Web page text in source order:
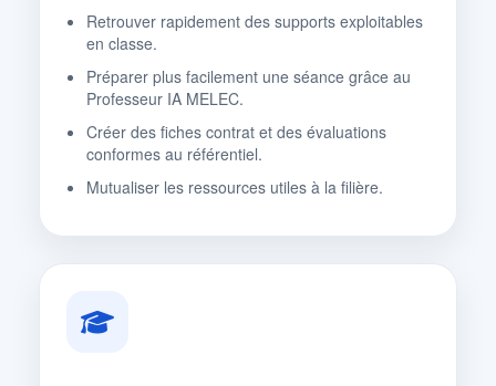
Retrouver rapidement des supports exploitables
en classe.
Préparer plus facilement une séance grâce au
Professeur IA MELEC.
Créer des fiches contrat et des évaluations
conformes au référentiel.
Mutualiser les ressources utiles à la filière.